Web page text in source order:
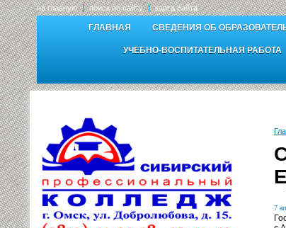
на главную поиск по сайту карта сайта
ГЛАВНАЯ СВЕДЕНИЯ ОБ
УЧЕБНО-ВОСПИТАТЕЛЬНАЯ РАБОТА
7